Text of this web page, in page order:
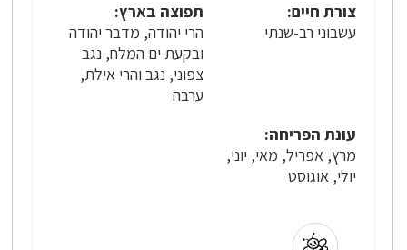
צורת חיים:
עשבוני רב-שנתי
תפוצה בארץ:
הרי יהודה, מדבר יהודה
ובקעת ים המלח, נגב
צפוני, נגב והרי אילת,
ערבה
עונת הפריחה:
מרץ, אפריל, מאי, יוני,
יולי, אוגוסט